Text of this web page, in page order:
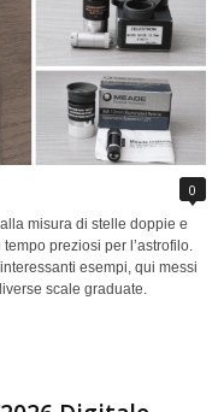
0
misura di stelle doppie e
preziosi per l’astrofilo.
esempi, qui messi
scale graduate.